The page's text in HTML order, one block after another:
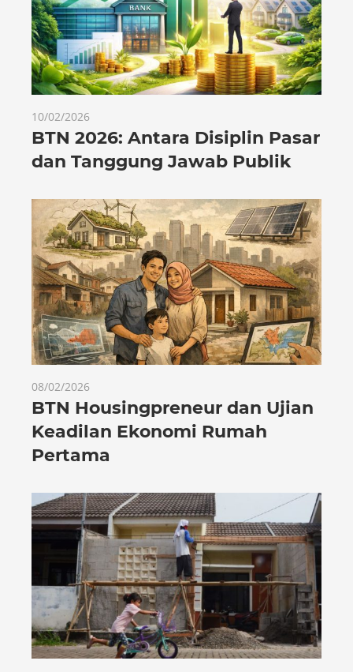
10/02/2026
BTN 2026: Antara Disiplin Pasar
dan Tanggung Jawab Publik
08/02/2026
BTN Housingpreneur dan Ujian
Keadilan Ekonomi Rumah
Pertama